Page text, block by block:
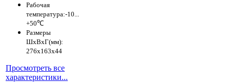
Рабочая
температура:-10...
+50℃
Размеры
ШхВхГ(мм):
276х163х44
Просмотреть все
характеристики...